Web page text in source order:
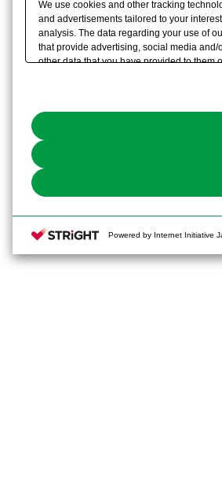
We use cookies and other tracking
and advertisements tailored to your
analysis. The data regarding your use of
that provide advertising, social media
other data that you have provided to them
the use of all Cookies except for Strictly
You can change your consent or rejection
Powered by Internet Initiative